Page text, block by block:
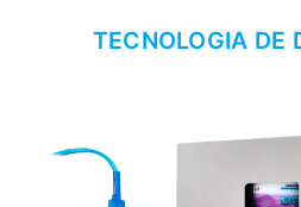
TECNOLOGIA DE